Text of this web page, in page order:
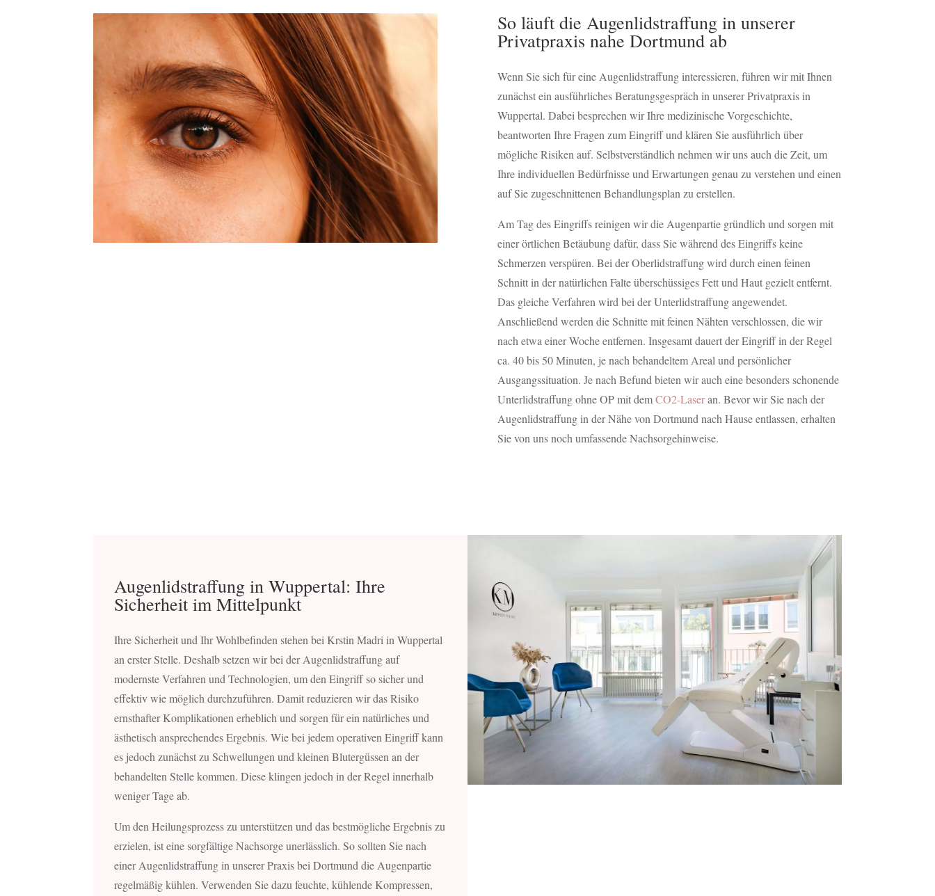
So läuft die Augenlidstraffung in unserer
Privatpraxis nahe Dortmund ab
Wenn Sie sich für eine Augenlidstraffung interessieren, führen wir mit Ihnen
zunächst ein ausführliches Beratungsgespräch in unserer Privatpraxis in
Wuppertal. Dabei besprechen wir Ihre medizinische Vorgeschichte,
beantworten Ihre Fragen zum Eingriff und klären Sie ausführlich über
mögliche Risiken auf. Selbstverständlich nehmen wir uns auch die Zeit, um
Ihre individuellen Bedürfnisse und Erwartungen genau zu verstehen und einen
auf Sie zugeschnittenen Behandlungsplan zu erstellen.
Am Tag des Eingriffs reinigen wir die Augenpartie gründlich und sorgen mit
einer örtlichen Betäubung dafür, dass Sie während des Eingriffs keine
Schmerzen verspüren. Bei der Oberlidstraffung wird durch einen feinen
Schnitt in der natürlichen Falte überschüssiges Fett und Haut gezielt entfernt.
Das gleiche Verfahren wird bei der Unterlidstraffung angewendet.
Anschließend werden die Schnitte mit feinen Nähten verschlossen, die wir
nach etwa einer Woche entfernen. Insgesamt dauert der Eingriff in der Regel
ca. 40 bis 50 Minuten, je nach behandeltem Areal und persönlicher
Ausgangssituation. Je nach Befund bieten wir auch eine besonders schonende
Unterlidstraffung ohne OP mit demCO2-Laseran. Bevor wir Sie nach der
Augenlidstraffung in der Nähe von Dortmund nach Hause entlassen, erhalten
Sie von uns noch umfassende Nachsorgehinweise.
Augenlidstraffung in Wuppertal: Ihre
Sicherheit im Mittelpunkt
Ihre Sicherheit und Ihr Wohlbefinden stehen bei Krstin Madri in Wuppertal
an erster Stelle. Deshalb setzen wir bei der Augenlidstraffung auf
modernste Verfahren und Technologien, um den Eingriff so sicher und
effektiv wie möglich durchzuführen. Damit reduzieren wir das Risiko
ernsthafter Komplikationen erheblich und sorgen für ein natürliches und
ästhetisch ansprechendes Ergebnis. Wie bei jedem operativen Eingriff kann
es jedoch zunächst zu Schwellungen und kleinen Blutergüssen an der
behandelten Stelle kommen. Diese klingen jedoch in der Regel innerhalb
weniger Tage ab.
Um den Heilungsprozess zu unterstützen und das bestmögliche Ergebnis zu
erzielen, ist eine sorgfältige Nachsorge unerlässlich. So sollten Sie nach
einer Augenlidstraffung in unserer Praxis bei Dortmund die Augenpartie
regelmäßig kühlen. Verwenden Sie dazu feuchte, kühlende Kompressen,